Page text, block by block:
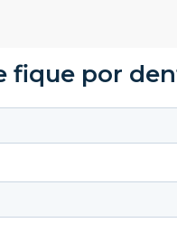
fique por